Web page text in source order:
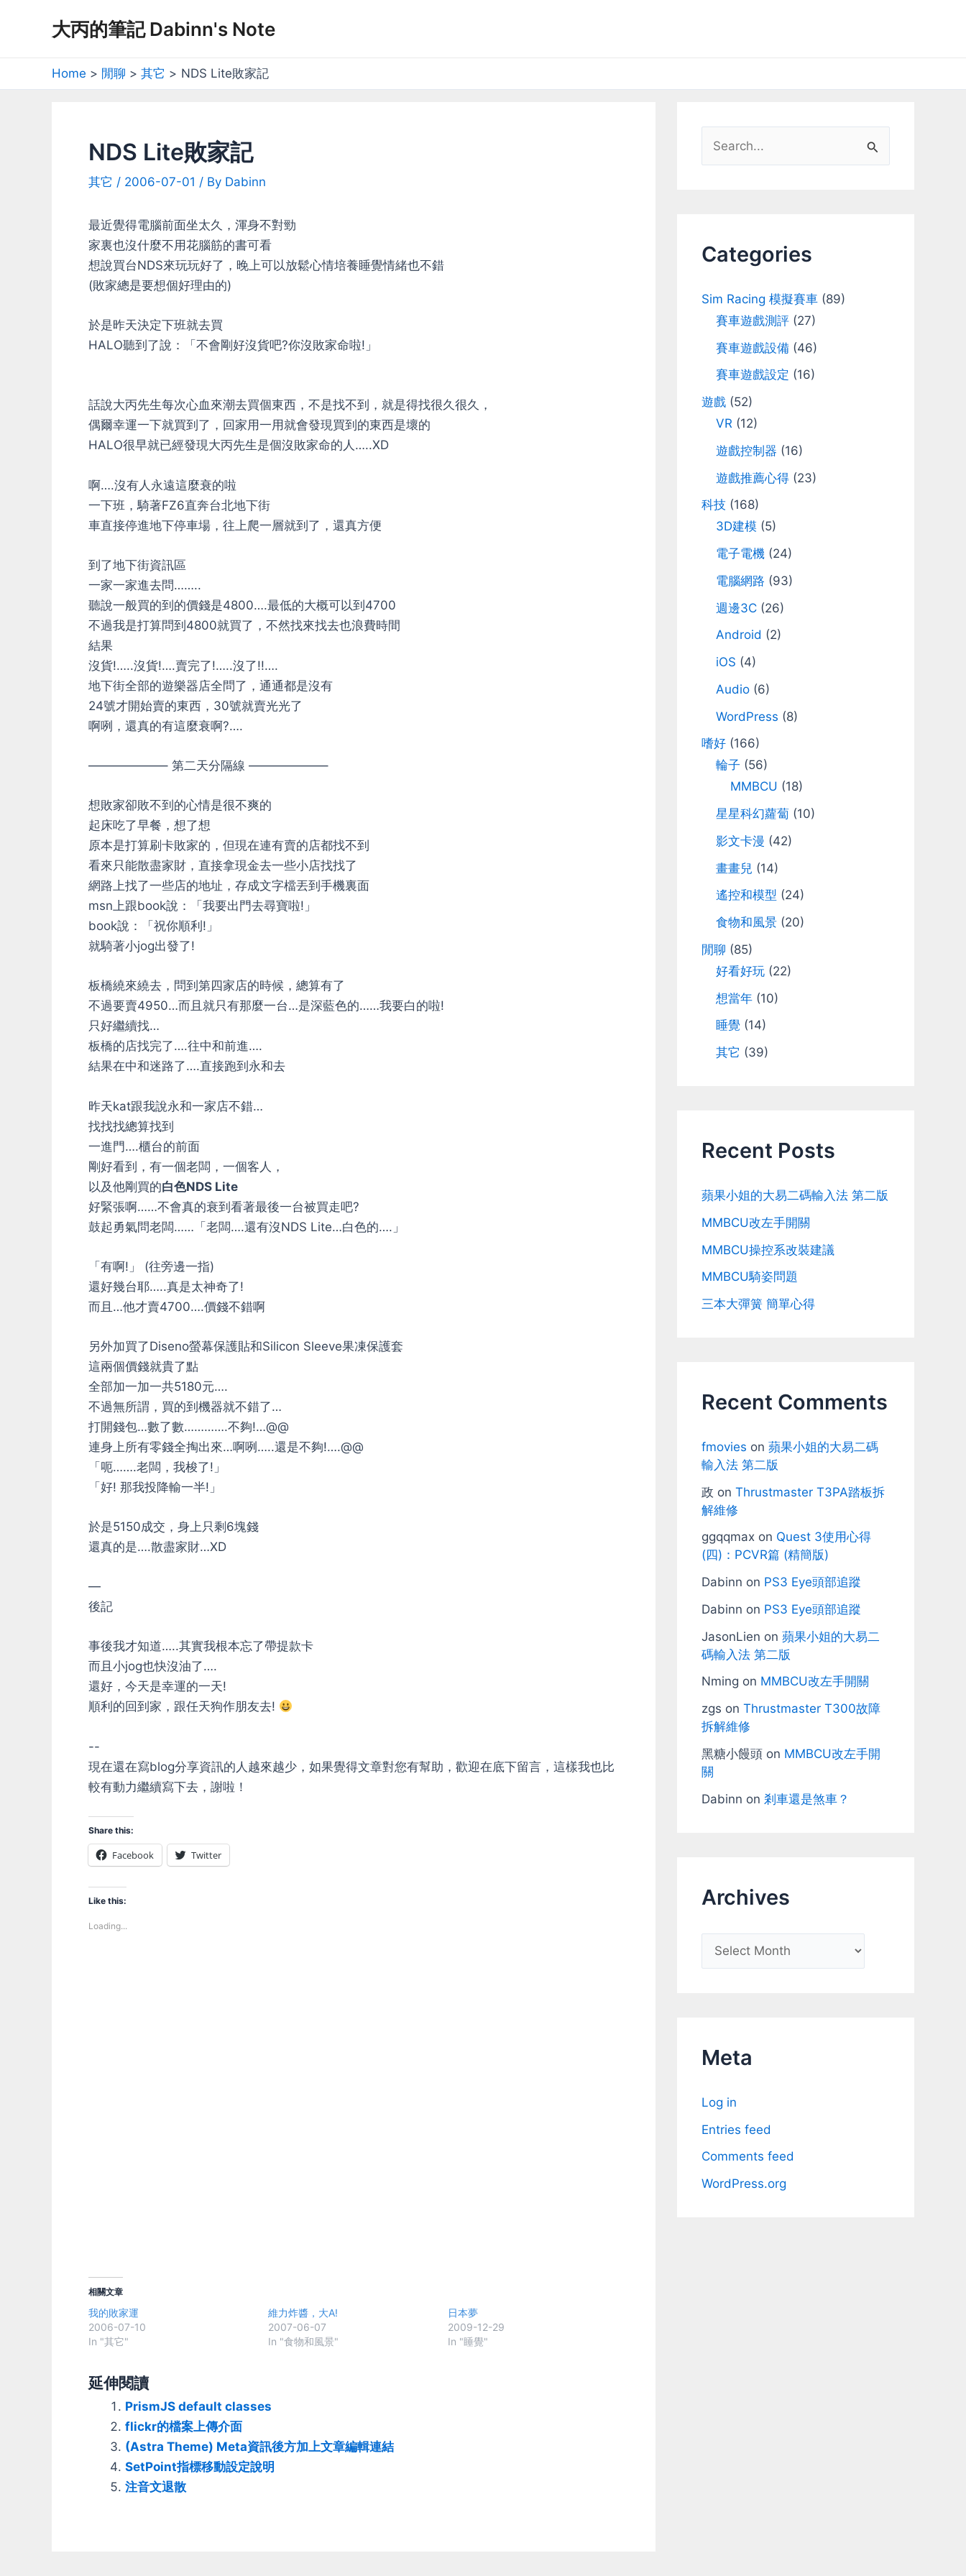
大丙的筆記 Dabinn's Note
Home 閒聊 其它 NDS Lite敗家記
NDS Lite敗家記
其它 / 2006-07-01 / By Dabinn
最近覺得電腦前面坐太久，渾身不對勁
家裏也沒什麼不用花腦筋的書可看
想說買台NDS來玩玩好了，晚上可以放鬆心情培養睡覺情緒也不錯
(敗家總是要想個好理由的)
於是昨天決定下班就去買
HALO聽到了說：「不會剛好沒貨吧?你沒敗家命啦!」
話說大丙先生每次心血來潮去買個東西，不是找不到，就是得找很久很久，
偶爾幸運一下就買到了，回家用一用就會發現買到的東西是壞的
HALO很早就已經發現大丙先生是個沒敗家命的人…..XD
啊….沒有人永遠這麼衰的啦
一下班，騎著FZ6直奔台北地下街
車直接停進地下停車場，往上爬一層就到了，還真方便
到了地下街資訊區
一家一家進去問……..
聽說一般買的到的價錢是4800….最低的大概可以到4700
不過我是打算問到4800就買了，不然找來找去也浪費時間
結果
沒貨!…..沒貨!….賣完了!…..沒了!!….
地下街全部的遊樂器店全問了，通通都是沒有
24號才開始賣的東西，30號就賣光光了
啊咧，還真的有這麼衰啊?….
——————– 第二天分隔線 ——————–
想敗家卻敗不到的心情是很不爽的
起床吃了早餐，想了想
原本是打算刷卡敗家的，但現在連有賣的店都找不到
看來只能散盡家財，直接拿現金去一些小店找找了
網路上找了一些店的地址，存成文字檔丟到手機裏面
msn上跟book說：「我要出門去尋寶啦!」
book說：「祝你順利!」
就騎著小jog出發了!
板橋繞來繞去，問到第四家店的時候，總算有了
不過要賣4950…而且就只有那麼一台…是深藍色的……我要白的啦!
只好繼續找…
板橋的店找完了….往中和前進….
結果在中和迷路了….直接跑到永和去
昨天kat跟我說永和一家店不錯…
找找找總算找到
一進門….櫃台的前面
剛好看到，有一個老闆，一個客人，
以及他剛買的白色NDS Lite
好緊張啊……不會真的衰到看著最後一台被買走吧?
鼓起勇氣問老闆……「老闆….還有沒NDS Lite…白色的….」
「有啊!」 (往旁邊一指)
還好幾台耶…..真是太神奇了!
而且…他才賣4700….價錢不錯啊
另外加買了Diseno螢幕保護貼和Silicon Sleeve果凍保護套
這兩個價錢就貴了點
全部加一加一共5180元….
不過無所謂，買的到機器就不錯了…
打開錢包…數了數………….不夠!…@@
連身上所有零錢全掏出來…啊咧…..還是不夠!….@@
「呃…….老闆，我梭了!」
「好! 那我投降輸一半!」
於是5150成交，身上只剩6塊錢
還真的是….散盡家財…XD
—
後記
事後我才知道…..其實我根本忘了帶提款卡
而且小jog也快沒油了….
還好，今天是幸運的一天!
順利的回到家，跟任天狗作朋友去!
--
現在還在寫blog分享資訊的人越來越少，如果覺得文章對您有幫助，歡迎在底下留言，這樣我也比
較有動力繼續寫下去，謝啦！
Share this:
Facebook Twitter
Like this:
Loading...
相關文章
我的敗家運
2006-07-10
In "其它"
維力炸醬，大A!
2007-06-07
In "食物和風景"
日本夢
2009-12-29
In "睡覺"
延伸閱讀
PrismJS default classes
flickr的檔案上傳介面
(Astra Theme) Meta資訊後方加上文章編輯連結
SetPoint指標移動設定說明
注音文退散
e
h
Categories
Sim Racing 模擬賽車 (89)
賽車遊戲測評 (27)
賽車遊戲設備 (46)
賽車遊戲設定 (16)
遊戲 (52)
VR (12)
遊戲控制器 (16)
遊戲推薦心得 (23)
科技 (168)
3D建模 (5)
電子電機 (24)
電腦網路 (93)
週邊3C (26)
Android (2)
iOS (4)
Audio (6)
WordPress (8)
嗜好 (166)
輪子 (56)
MMBCU (18)
星星科幻蘿蔔 (10)
影文卡漫 (42)
畫畫兒 (14)
遙控和模型 (24)
食物和風景 (20)
閒聊 (85)
好看好玩 (22)
想當年 (10)
睡覺 (14)
其它 (39)
Recent Posts
蘋果小姐的大易二碼輸入法 第二版
MMBCU改左手開關
MMBCU操控系改裝建議
MMBCU騎姿問題
三本大彈簧 簡單心得
Recent Comments
fmovies on 蘋果小姐的大易二碼
輸入法 第二版
政 on Thrustmaster T3PA踏板拆
解維修
ggqqmax on Quest 3使用心得
(四)：PCVR篇 (精簡版)
Dabinn on PS3 Eye頭部追蹤
Dabinn on PS3 Eye頭部追蹤
JasonLien on 蘋果小姐的大易二
碼輸入法 第二版
Nming on MMBCU改左手開關
zgs on Thrustmaster T300故障
拆解維修
黑糖小饅頭 on MMBCU改左手開
關
Dabinn on 剎車還是煞車？
Archives
r
vMeta
Log in
Entries feed
Comments feed
WordPress.org